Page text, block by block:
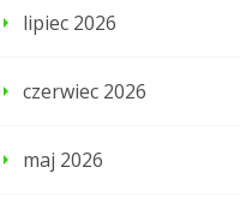
lipiec 2026
czerwiec 2026
maj 2026